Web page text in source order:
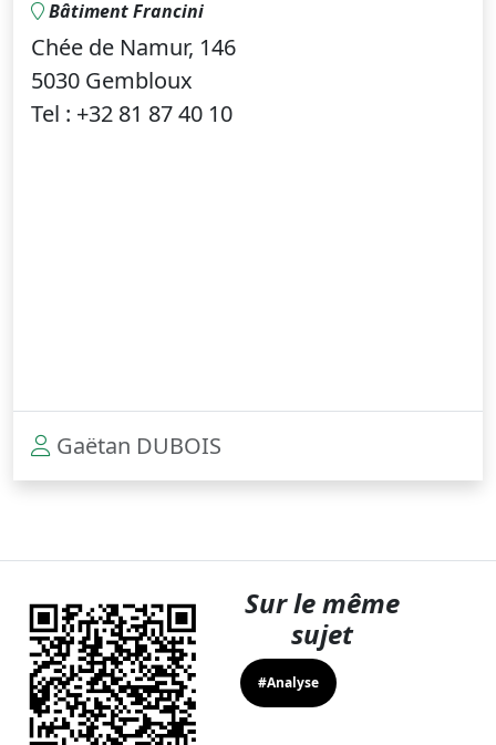
Bâtiment Francini
Chée de Namur, 146
5030 Gembloux
Tel : +32 81 87 40 10
Gaëtan DUBOIS
Sur le même
sujet
#Analyse